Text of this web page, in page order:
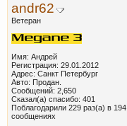
andr62
Ветеран
Имя: Андрей
Регистрация: 29.01.2012
Адрес: Санкт Петербург
Авто: Продан.
Сообщений: 2,650
Сказал(а) спасибо: 401
Поблагодарили 229 раз(а) в 194
сообщениях